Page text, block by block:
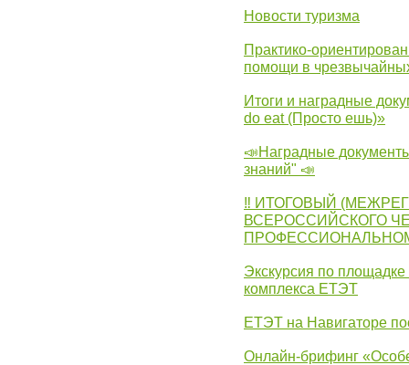
Новости туризма
Практико-
помощи в
Итоги и наградные
do eat (Просто ешь)»
📣Наградные
знаний" 📣
‼ ИТОГОВЫЙ
ВСЕРОССИЙСКОГО
Экскурсия по
комплекса ЕТЭТ
ЕТЭТ на Навигаторе
Онлайн-брифинг